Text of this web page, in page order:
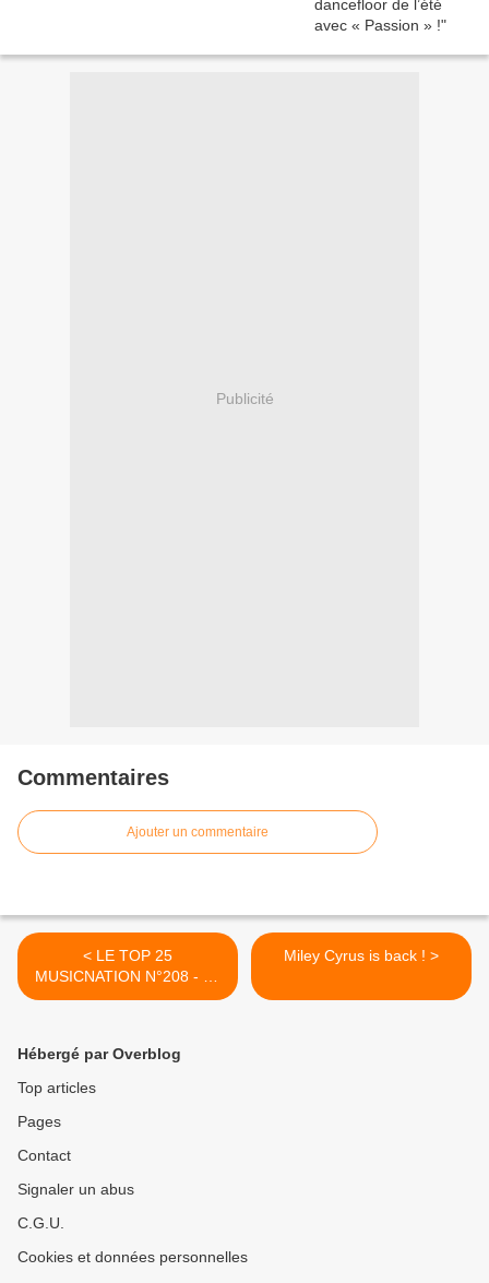
Publicité
Commentaires
Ajouter un commentaire
< LE TOP 25
MUSICNATION N°208 - 02
JUIN 2019
Miley Cyrus is back ! >
Hébergé par Overblog
Top articles
Pages
Contact
Signaler un abus
C.G.U.
Cookies et données personnelles